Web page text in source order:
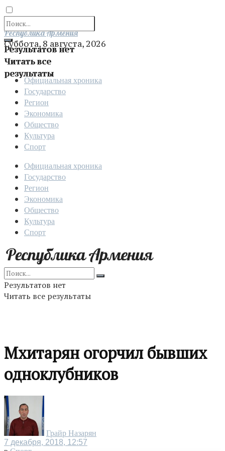
Результатов нет
Читать все
результаты
Отправить
Республика Армения
Суббота, 8 августа, 2026
Официальная хроника
Государство
Регион
Экономика
Общество
Культура
Спорт
Официальная хроника
Государство
Регион
Экономика
Общество
Культура
Спорт
Результатов нет
Читать все результаты
Мхитарян огорчил бывших
одноклубников
Грайр Назарян
7 декабря, 2018, 12:57